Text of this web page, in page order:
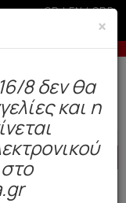
GR|EN|SRB
σε 3-5 εργάσιμες.
HOT
×
8 δεν θα
και η